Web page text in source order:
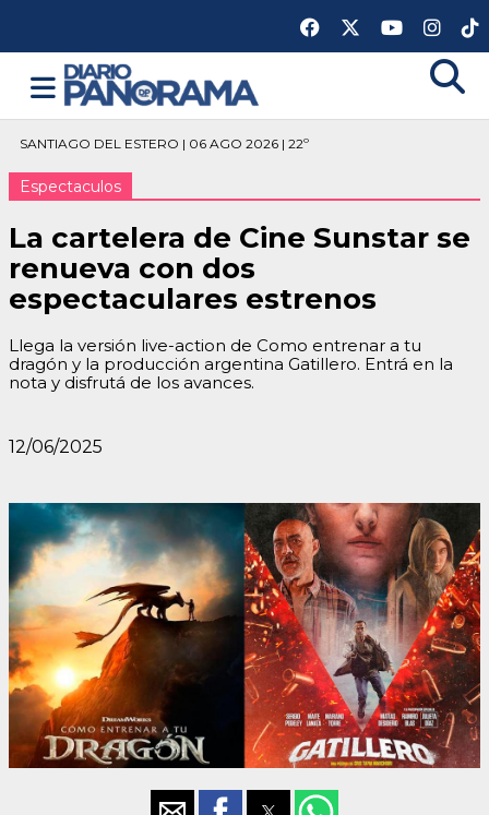
SANTIAGO DEL ESTERO | 06 AGO 2026 | 22º
Espectaculos
La cartelera de Cine Sunstar se
renueva con dos
espectaculares estrenos
Llega la versión live-action de Como entrenar a tu
dragón y la producción argentina Gatillero. Entrá en la
nota y disfrutá de los avances.
12/06/2025